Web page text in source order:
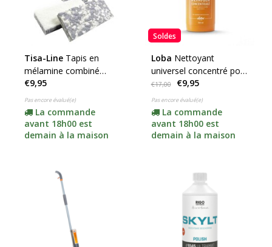
Tisa-Line Tapis en
mélamine combiné
12x25cm
€9,95
Pas encore évalué(e)
La commande
avant 18h00 est
demain à la maison
Soldes
Loba Nettoyant
universel concentré pour
la maison 500 ml
€17,00 €9,95
Pas encore évalué(e)
La commande
avant 18h00 est
demain à la maison